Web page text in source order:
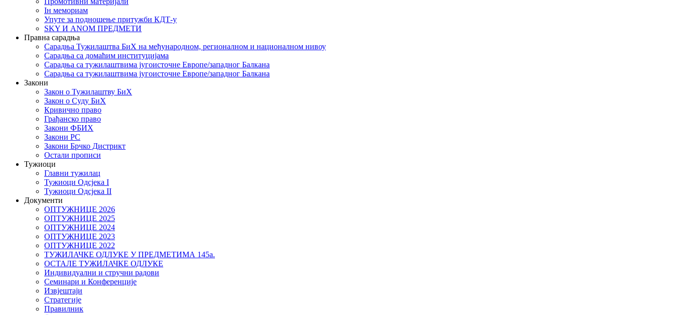
Iн мемориам
Упуте за подношење притужби КДТ-у
SKY И ANOM ПРЕДМЕТИ
Правна сарадња
Сарадња Тужилаштва БиХ на међународном, регионалном и националном нивоу
Сарадња са домаћим институцијама
Сарадња са тужилаштвима југоисточне Европе/западног Балкана
Сарадња са тужилаштвима југоисточне Европе/западног Балкана
Закони
Закон о Тужилаштву БиХ
Закон о Суду БиХ
Кривично право
Грађанско право
Закони ФБИХ
Закони РС
Закони Брчко Дистрикт
Остали прописи
Тужиоци
Главни тужилац
Тужиоци Oдсјекa I
Тужиоци Oдсјекa II
Документи
ОПТУЖНИЦЕ 2026
ОПТУЖНИЦЕ 2025
ОПТУЖНИЦЕ 2024
ОПТУЖНИЦЕ 2023
ОПТУЖНИЦЕ 2022
ТУЖИЛАЧКЕ ОДЛУКЕ У ПРЕДМЕТИМА 145а.
ОСТАЛЕ ТУЖИЛАЧКЕ ОДЛУКЕ
Индивидуални и стручни радови
Семинари и Конференције
Извјештаји
Стратегије
Правилник